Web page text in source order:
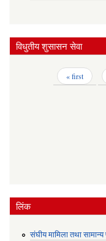
विधुतीय शुसासन सेवा
« first
लिंक
संघीय मामिला तथा